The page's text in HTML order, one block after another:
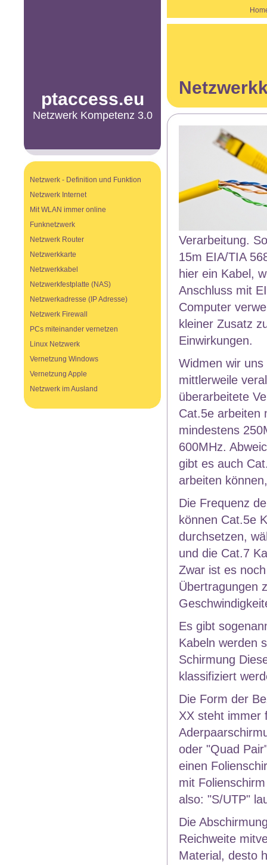
ptaccess.eu
Netzwerk Kompetenz 3.0
Netzwerk - Definition und Funktion
Netzwerk Internet
Mit WLAN immer online
Funknetzwerk
Netzwerk Router
Netzwerkkarte
Netzwerkkabel
Netzwerkfestplatte (NAS)
Netzwerkadresse (IP Adresse)
Netzwerk Firewall
PCs miteinander vernetzen
Linux Netzwerk
Vernetzung Windows
Vernetzung Apple
Netzwerk im Ausland
Verarbeitung.
15m EIA/TIA
hier ein Kabel,
Anschluss mit
Computer
kleiner Zusatz
Einwirkungen.
Widmen wir
mittlerweile
überarbeitete
Cat.5e arbeiten
mindestens
600MHz.
gibt es auch
arbeiten
Die Frequenz
können Cat.5e
durchsetzen,
und die Cat.7
Zwar ist es
Übertragungen
Es gibt
Kabeln werden
Schirmung
klassifiziert
Die Form der
XX steht immer
oder "Quad
einen
mit
also: "S/UTP"
Die
Reichweite
Material, desto